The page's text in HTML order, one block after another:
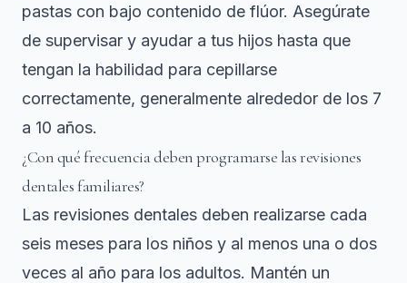
pastas con bajo contenido de flúor. Asegúrate
de supervisar y ayudar a tus hijos hasta que
tengan la habilidad para cepillarse
correctamente, generalmente alrededor de los 7
a 10 años.
¿Con qué frecuencia deben programarse las revisiones
dentales familiares?
Las revisiones dentales deben realizarse cada
seis meses para los niños y al menos una o dos
veces al año para los adultos. Mantén un